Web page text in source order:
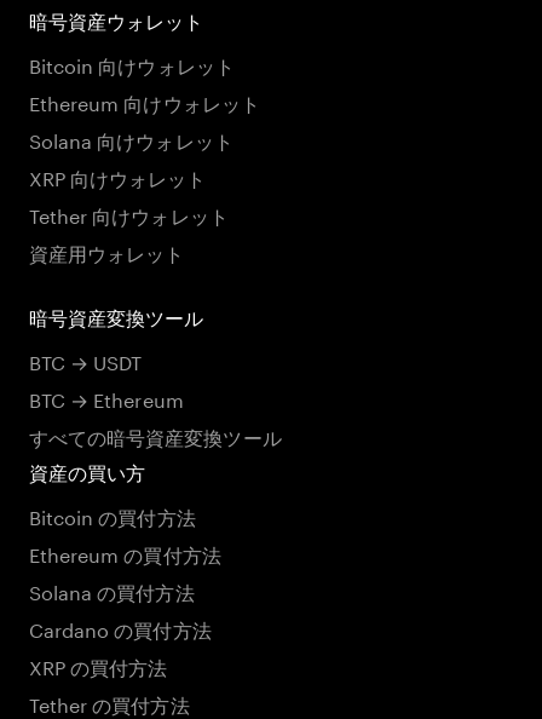
暗号資産ウォレット
Bitcoin 向けウォレット
Ethereum 向けウォレット
Solana 向けウォレット
XRP 向けウォレット
Tether 向けウォレット
資産用ウォレット
暗号資産変換ツール
BTC → USDT
BTC → Ethereum
すべての暗号資産変換ツール
資産の買い方
Bitcoin の買付方法
Ethereum の買付方法
Solana の買付方法
Cardano の買付方法
XRP の買付方法
Tether の買付方法